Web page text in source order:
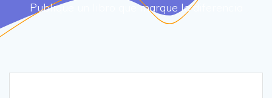
Publique un libro que marque la diferencia